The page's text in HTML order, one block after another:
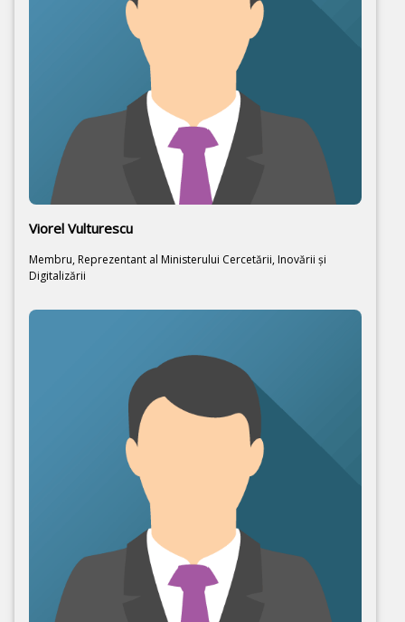
Viorel Vulturescu
Membru, Reprezentant al Ministerului Cercetării, Inovării şi
Digitalizării